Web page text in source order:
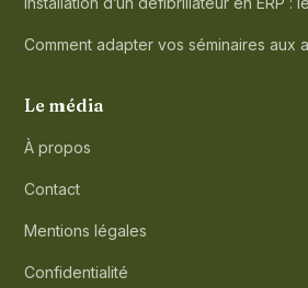
Comment adapter vos séminaires aux
Le média
À propos
Contact
Mentions légales
Confidentialité